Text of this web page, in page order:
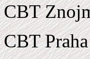
CBT
CBT Praha